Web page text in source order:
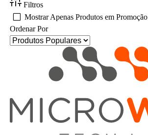
Filtros
Mostrar Apenas Produtos em Promoção
Ordenar Por